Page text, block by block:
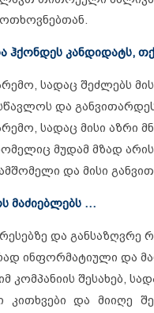
კანდიდატს,
სადაც შეძლებს
და
სადაც მისი აზრი
მუდამ მზად
და მისი
მაძიებლებს …
და განსაზღვრე
ინფორმატიული და
კომპანიის შესახებ,
კითხვები და მიიღე